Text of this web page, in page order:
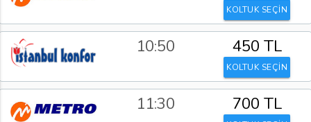
KOLTUK SEÇİN
10:50 450 TL
KOLTUK SEÇİN
11:30 700 TL